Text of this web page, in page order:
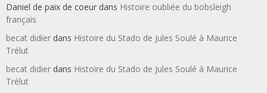
Daniel de paix de coeur dans Histoire oubliée du bobsleigh
français
becat didier dans Histoire du Stado de Jules Soulé à Maurice
Trélut
becat didier dans Histoire du Stado de Jules Soulé à Maurice
Trélut